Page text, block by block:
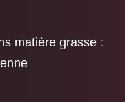
matière grasse :